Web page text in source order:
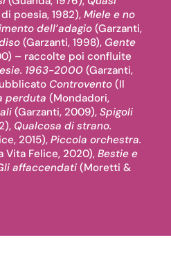
poesia, 1982), Miele e no
dell’adagio (Garzanti,
(Garzanti, 1998), Gente
– raccolte poi confluite
1963-2000 (Garzanti,
Controvento (Il
perduta (Mondadori,
(Garzanti, 2009), Spigoli
Qualcosa di strano.
2015),Piccola orchestra.
Vita Felice, 2020), Bestie e
affaccendati (Moretti &